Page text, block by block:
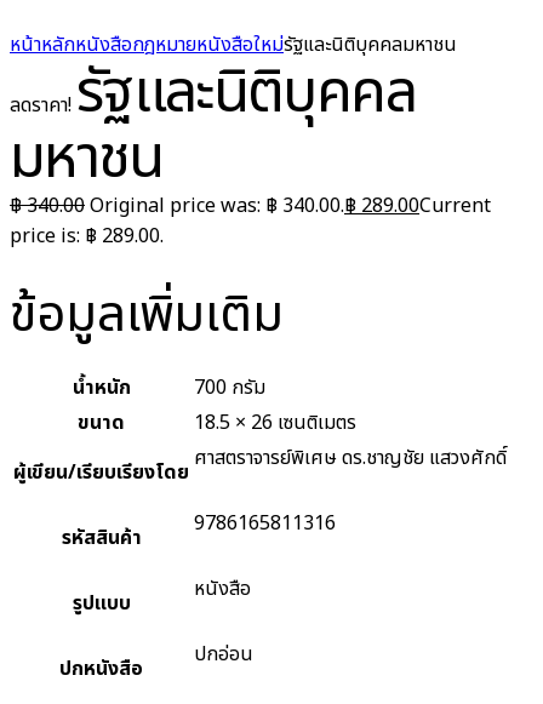
หน้าหลักหนังสือกฎหมายหนังสือใหม่รัฐและนิติบุคคลมหาชน
ลดราคา! รัฐและนิติบุคคล
มหาชน
฿340.00Original price was: ฿ 340.00.฿ 289.00Current
price is: ฿ 289.00.
ข้อมูลเพิ่มเติม
น้ำหนัก
700 กรัม
ขนาด
18.5 × 26 เซนติเมตร
ผู้เขียน/เรียบเรียงโดย ศาสตราจารย์พิเศษ ดร.ชาญชัย แสวงศักดิ์
รหัสสินค้า 9786165811316
รูปแบบ หนังสือ
ปกหนังสือ ปกอ่อน